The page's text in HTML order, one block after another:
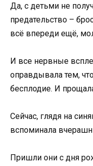
Да, с детьми не
предательство –
всё впереди ещё,
И все нервные
оправдывала тем,
бесплодие. И
Сейчас, глядя на
вспоминала
Пришли они с дня